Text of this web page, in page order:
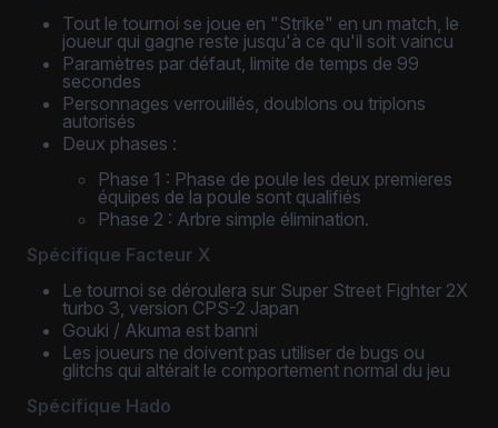
Tout le tournoi se joue en "Strike" en un match, le
joueur qui gagne reste jusqu'à ce qu'il soit vaincu
Paramètres par défaut, limite de temps de 99
secondes
Personnages verrouillés, doublons ou triplons
autorisés
Deux phases :
Phase 1 : Phase de poule les deux premieres
équipes de la poule sont qualifiés
Phase 2 : Arbre simple élimination.
Spécifique Facteur X
Le tournoi se déroulera sur Super Street Fighter 2X
turbo 3, version CPS-2 Japan
Gouki / Akuma est banni
Les joueurs ne doivent pas utiliser de bugs ou
glitchs qui altérait le comportement normal du jeu
Spécifique Hado